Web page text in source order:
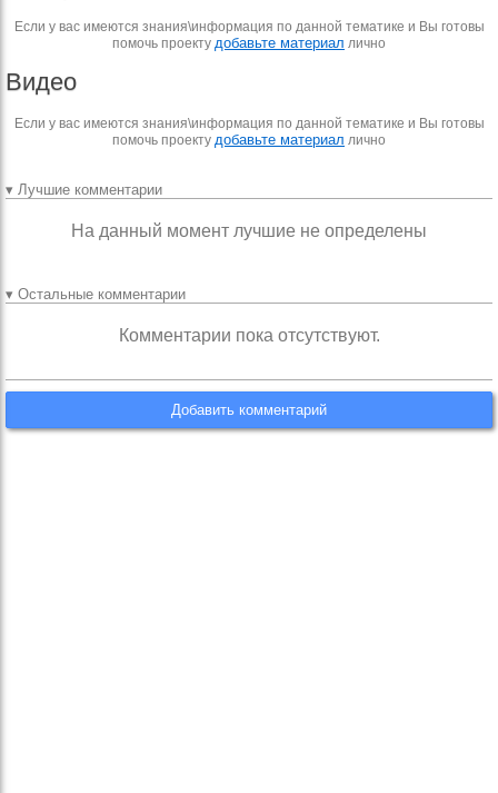
Если у вас имеются знания\информация по данной тематике и Вы готовы
помочь проекту добавьте материал лично
Видео
Если у вас имеются знания\информация по данной тематике и Вы готовы
помочь проекту добавьте материал лично
▾ Лучшие комментарии
На данный момент лучшие не определены
▾ Остальные комментарии
Комментарии пока отсутствуют.
Добавить комментарий